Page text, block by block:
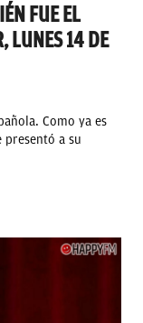
FUE EL
LUNES 14 DE
Como ya es
presentó a su